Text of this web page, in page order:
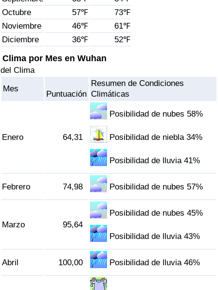
Octubre
57℉
73℉
Noviembre
46℉
61℉
Diciembre
36℉ 52℉
Clima por Mes en Wuhan
del Clima
Mes
Puntuación
Resumen de Condiciones
Climáticas
Enero 64,31
Posibilidad de nubes 58%
Posibilidad de niebla 34%
Posibilidad de lluvia 41%
Febrero 74,98 Posibilidad de nubes 57%
Marzo 95,64
Posibilidad de nubes 45%
Posibilidad de lluvia 43%
Abril 100,00 Posibilidad de lluvia 46%
Índice de criminalidad por país
Sanidad
Índice de Sanidad (Actual)
Índice de Sanidad por País
Índice de Contaminación (Actual)
Índice de contaminación
Índice de Contaminación por País
Tráfico
Índice de Tráfico (Actual)